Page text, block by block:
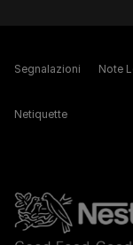
Segnalazioni Note
Netiquette